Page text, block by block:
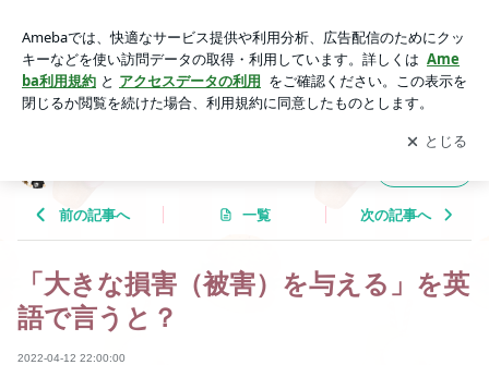
anguageアプリをダウンロードして ブログの更新通知
を受け取りまし
ょう。
開く
前の記事へ 一覧 次の記事へ
「大きな損害（被害）を与える」を英
語で言うと？
2022-04-12 22:00:00